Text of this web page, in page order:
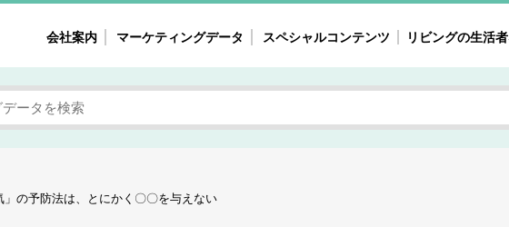
会社案内 マーケティングデータ スペシャルコンテンツ
女性の気持ちと消費がリアルに見える
自主調査レポート
注目ターゲット・重
40'ｓ～60'ｓマー
リビングの生活
」の予防法は、とにかく〇〇を与えない